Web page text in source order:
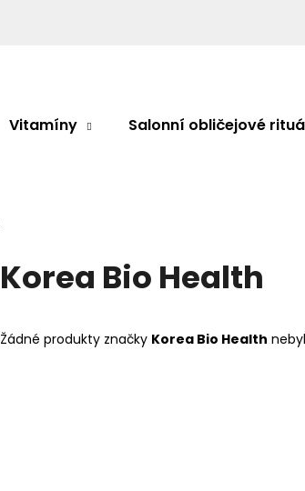
Vitamíny Salonní obličejové
Korea Bio Health
Žádné produkty značky Korea Bio Health